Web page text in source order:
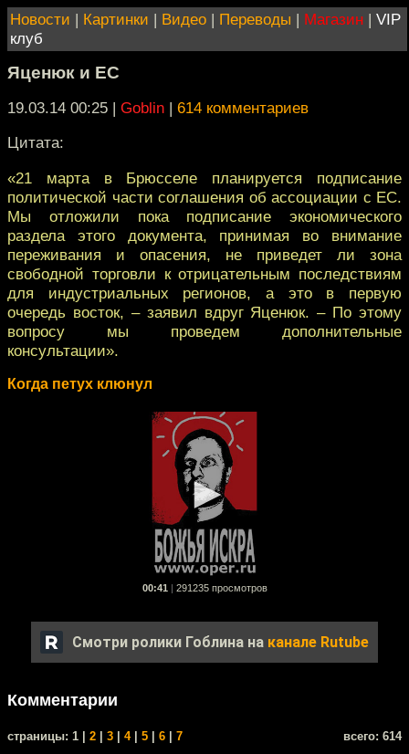
Новости | Картинки | Видео | Переводы | Магазин | VIP
клуб
Яценюк и ЕС
19.03.14 00:25 | Goblin | 614 комментариев
Цитата:
«21 марта в Брюсселе планируется подписание
политической части соглашения об ассоциации с ЕС.
Мы отложили пока подписание экономического
раздела этого документа, принимая во внимание
переживания и опасения, не приведет ли зона
свободной торговли к отрицательным последствиям
для индустриальных регионов, а это в первую
очередь восток, – заявил вдруг Яценюк. – По этому
вопросу мы проведем дополнительные
консультации».
Когда петух клюнул
00:41 | 291235 просмотров
Смотри ролики Гоблина на канале Rutube
Комментарии
cтраницы: 1 | 2 3 4| 5 6 7 всего: 614